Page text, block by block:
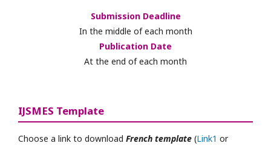
Submission Deadline
In the middle of each month
Publication Date
At the end of each month
IJSMES Template
Choose a link to download French template (Link1 or